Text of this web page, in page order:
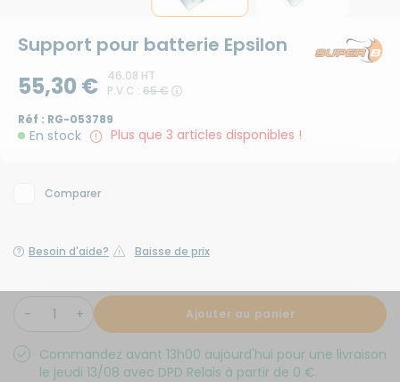
Support pour batterie Epsilon
55,30 €
46.08 HT
P.V.C : 65 €
Réf : RG-053789
En stock Plus que 3 articles disponibles !
Comparer
Besoin d'aide? Baisse de prix
Ajouter au panier
Commandez avant 13h00 aujourd'hui pour une livraison
le jeudi 13/08 avec DPD Relais à partir de 0 €.